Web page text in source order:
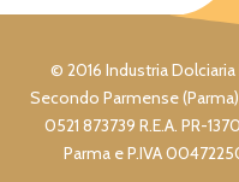
© 2016 Industria Dolciaria
Secondo Parmense (Parma)
0521 873739 R.E.A. PR-
Parma e P.IVA